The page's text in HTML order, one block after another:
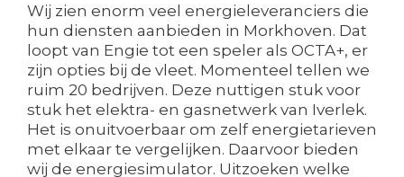
Wij zien enorm veel energieleveranciers die
hun diensten aanbieden in Morkhoven. Dat
loopt van Engie tot een speler als OCTA+, er
zijn opties bij de vleet. Momenteel tellen we
ruim 20 bedrijven. Deze nuttigen stuk voor
stuk het elektra- en gasnetwerk van Iverlek.
Het is onuitvoerbaar om zelf energietarieven
met elkaar te vergelijken. Daarvoor bieden
wij de energiesimulator. Uitzoeken welke